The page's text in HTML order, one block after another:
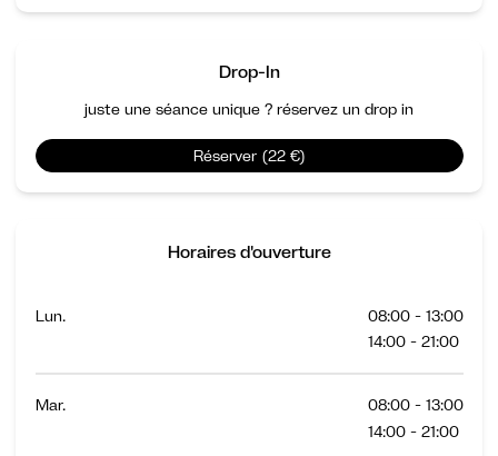
Drop-In
juste une séance unique ? réservez un drop in
Réserver (22 €)
Horaires d'ouverture
Lun.
08:00 - 13:00
14:00 - 21:00
Mar.
08:00 - 13:00
14:00 - 21:00